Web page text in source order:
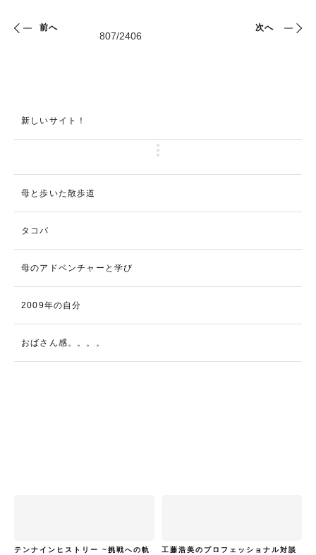
前へ 次へ
新しいサイト！
母と歩いた散歩道
タコパ
母のアドベンチャーと学び
2009年の自分
おばさん感。。。。
テンナインヒストリー ~挑戦への軌
工藤浩美のプロフェッショナル対談